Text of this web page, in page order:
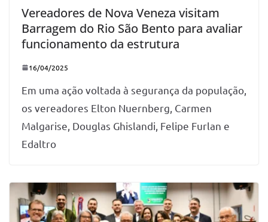
Vereadores de Nova Veneza visitam
Barragem do Rio São Bento para avaliar
funcionamento da estrutura
16/04/2025
Em uma ação voltada à segurança da população,
os vereadores Elton Nuernberg, Carmen
Malgarise, Douglas Ghislandi, Felipe Furlan e
Edaltro